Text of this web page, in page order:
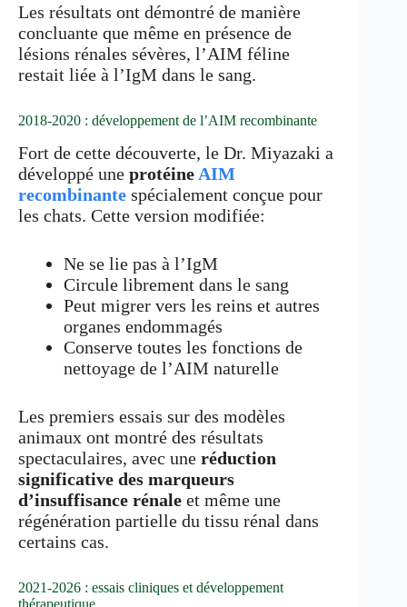
Les résultats ont démontré de manière
concluante que même en présence de
lésions rénales sévères, l’AIM féline
restait liée à l’IgM dans le sang.
2018-2020 : développement de l’AIM recombinante
Fort de cette découverte, le Dr. Miyazaki a
développé une protéine AIM
recombinante spécialement conçue pour
les chats. Cette version modifiée:
Ne se lie pas à l’IgM
Circule librement dans le sang
Peut migrer vers les reins et autres
organes endommagés
Conserve toutes les fonctions de
nettoyage de l’AIM naturelle
Les premiers essais sur des modèles
animaux ont montré des résultats
spectaculaires, avec une réduction
significative des marqueurs
d’insuffisance rénale et même une
régénération partielle du tissu rénal dans
certains cas.
2021-2026 : essais cliniques et développement
thérapeutique